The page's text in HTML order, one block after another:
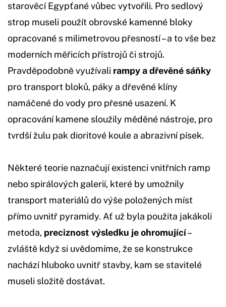
starověcí Egypťané vůbec vytvořili. Pro sedlový
strop museli použít obrovské kamenné bloky
opracované s milimetrovou přesností – a to vše bez
moderních měřicích přístrojů či strojů.
Pravděpodobně využívali rampy a dřevěné sáňky
pro transport bloků, páky a dřevěné klíny
namáčené do vody pro přesné usazení. K
opracování kamene sloužily měděné nástroje, pro
tvrdší žulu pak dioritové koule a abrazivní písek.
Některé teorie naznačují existenci vnitřních ramp
nebo spirálových galerií, které by umožnily
transport materiálů do výše položených míst
přímo uvnitř pyramidy. Ať už byla použita jakákoli
metoda, preciznost výsledku je ohromující–
zvláště když si uvědomíme, že se konstrukce
nachází hluboko uvnitř stavby, kam se stavitelé
museli složitě dostávat.